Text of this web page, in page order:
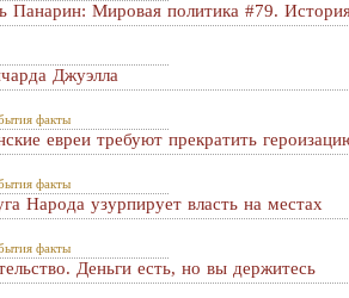
Панарин: Мировая политика #79.
Джуэлла
факты
евреи требуют прекратить
факты
Народа узурпирует власть на местах
факты
Деньги есть, но вы держитесь